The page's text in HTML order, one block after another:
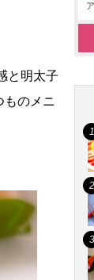
と明太子
ものメニ